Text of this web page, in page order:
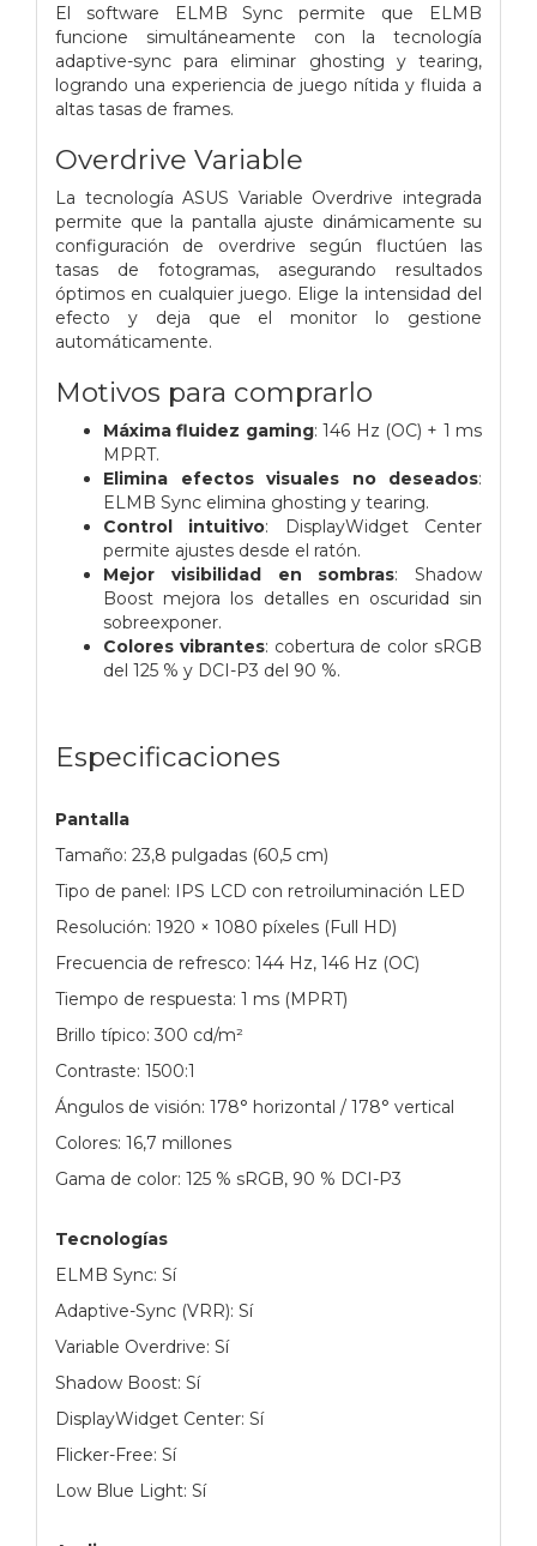
El software ELMB Sync permite que ELMB
funcione simultáneamente con la tecnología
adaptive-sync para eliminar ghosting y tearing,
logrando una experiencia de juego nítida y fluida a
altas tasas de frames.
Overdrive Variable
La tecnología ASUS Variable Overdrive integrada
permite que la pantalla ajuste dinámicamente su
configuración de overdrive según fluctúen las
tasas de fotogramas, asegurando resultados
óptimos en cualquier juego. Elige la intensidad del
efecto y deja que el monitor lo gestione
automáticamente.
Motivos para comprarlo
Máxima fluidez gaming: 146 Hz (OC) + 1 ms
MPRT.
Elimina efectos visuales no deseados:
ELMB Sync elimina ghosting y tearing.
Control intuitivo: DisplayWidget Center
permite ajustes desde el ratón.
Mejor visibilidad en sombras: Shadow
Boost mejora los detalles en oscuridad sin
sobreexponer.
Colores vibrantes: cobertura de color sRGB
del 125 % y DCI-P3 del 90 %.
Especificaciones
Pantalla
Tamaño: 23,8 pulgadas (60,5 cm)
Tipo de panel: IPS LCD con retroiluminación LED
Resolución: 1920 × 1080 píxeles (Full HD)
Frecuencia de refresco: 144 Hz, 146 Hz (OC)
Tiempo de respuesta: 1 ms (MPRT)
Brillo típico: 300 cd/m²
Contraste: 1500:1
Ángulos de visión: 178° horizontal / 178° vertical
Colores: 16,7 millones
Gama de color: 125 % sRGB, 90 % DCI-P3
Tecnologías
ELMB Sync: Sí
Adaptive-Sync (VRR): Sí
Variable Overdrive: Sí
Shadow Boost: Sí
DisplayWidget Center: Sí
Flicker-Free: Sí
Low Blue Light: Sí